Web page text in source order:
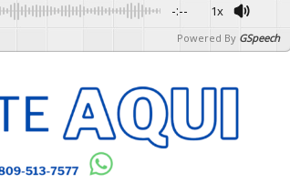
-:-- 1x
Powered By GSpeech